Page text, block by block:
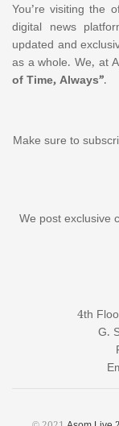
You’re visiting the
digital news
updated and
as a whole. We, at
of Time, Always”.
Make sure to
We post exclusive
4th
G.